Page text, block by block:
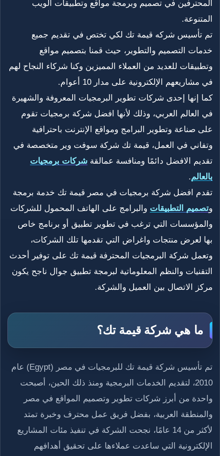
المحترفين في تصميم وبرمجة مواقع وتطبيقات الويب
المتنوعة.
تم تأسيس شركه قيمة تك لكي تختص في تقديم جميع
خدمات التصميم والتطوير، حيث قمنا بتصميم مواقع
وتطبيقات للعديد من العملاء المميزين وكنا شركاء النجاح لهم
في مشاريعهم الإلكترونية على مدار 10 أعوام.
كما إنها إحدى شركات تطوير البرمجيات المعروفة والشهيرة
في العالم العربي، وذلك لأنها افضل شركة برمجيات تقوم
على صناعة وتطوير البرامج ومواقع الإنترنت باحترافية
وتفاني في العمل، قيمة تك شركة سوفت وير متخصصة في
تقديم الافضل دائمًا ومنافسة عمالقة شركات برمجيات
بالعالم.
تقدم افضل شركة برمجيات في مصر قيمة تك خدمة برمجة
وتصميم التطبيقات والبرامج على الهاتف المحمول للشركات
والمؤسسات التي ترغب في تطوير تطبيق أو برنامج خاص
بها لعرض منتجات واغراض التي تقدمها تلك الشركات،
وتعمل شركة البرمجيات المحترفة قيمة تك على توفير أحدث
التقنيات والنظم المعلوماتية لبرمجة تطبيق جوال ناجح يكون
مركز الاتصال بين العميل والشركة.
ما هي شركة قيمة تك؟
تم تأسيس شركة قيمة تك للبرمجيات في مصر (Egypt) عام
2010، لتقديم الخدمات البرمجية ومنذ ذلك الحين، أصبحت
واحدة من أبرز شركات تطوير وتصميم المواقع في مصر
والمنطقة العربية، بفضل فريق عمل محترف وخبرة تمتد
لأكثر من 14 عامًا، نجحت الشركة في تنفيذ مئات المشاريع
الإلكترونية التي ساعدت عملاءها على تحقيق أهدافهم